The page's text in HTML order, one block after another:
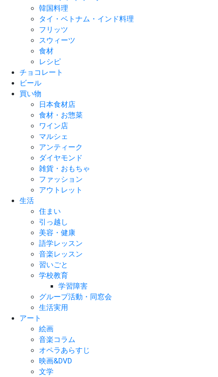
韓国料理
タイ・ベトナム・インド料理
フリッツ
スウィーツ
食材
レシピ
チョコレート
ビール
買い物
日本食材店
食材・お惣菜
ワイン店
マルシェ
アンティーク
ダイヤモンド
雑貨・おもちゃ
ファッション
アウトレット
生活
住まい
引っ越し
美容・健康
語学レッスン
音楽レッスン
習いごと
学校教育
学習障害
グループ活動・同窓会
生活実用
アート
絵画
音楽コラム
オペラあらすじ
映画&DVD
文学